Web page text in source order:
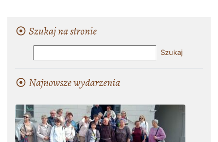
Szukaj na stronie
Najnowsze wydarzenia